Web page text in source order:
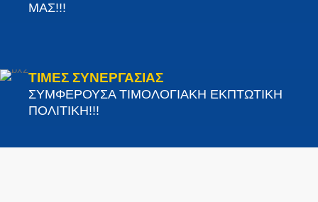
ΜΑΣ!!!
ΤΙΜΕΣ ΣΥΝΕΡΓΑΣΙΑΣ
ΣΥΜΦΕΡΟΥΣΑ ΤΙΜΟΛΟΓΙΑΚΗ ΕΚΠΤΩΤΙΚΗ
ΠΟΛΙΤΙΚΗ!!!